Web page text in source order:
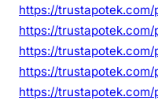
https://
https://
https://
https://
https://